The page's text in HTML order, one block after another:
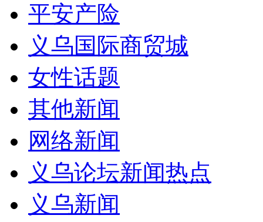
平安产险
义乌国际商贸城
女性话题
其他新闻
网络新闻
义乌论坛新闻热点
义乌新闻